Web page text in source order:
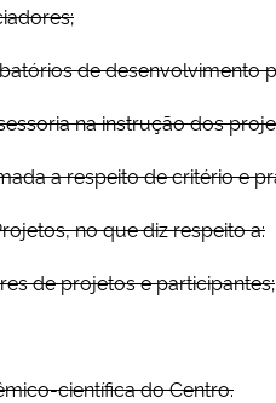
de desenvolvimento
na instrução dos
a respeito de critério e
no que diz respeito a:
de projetos e participantes;
científica do Centro.